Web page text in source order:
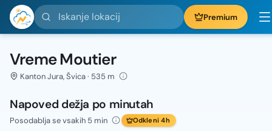
Iskanje lokacij Premium
Vreme Moutier
Kanton Jura, Švica · 535 m
Napoved dežja po minutah
Posodablja se vsakih 5 min Odkleni 4h